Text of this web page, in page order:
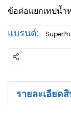
ข้อต่อแยกเทปน้ำ
แบรนด์:
แชร์
รายละเอียด